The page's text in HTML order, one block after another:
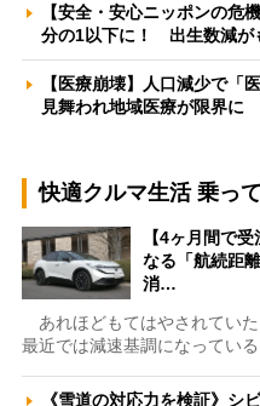
【安全・安心ニッポンの危
分の1以下に！ 出生数減
【医療崩壊】人口減少で「
見舞われ地域医療が限界
快適クルマ生活 乗っ
【4ヶ月間で
なる「航続距
消…
あれほどもてはやされていた
最近では減速基調になってい
《雪道の対応力を検証》シ